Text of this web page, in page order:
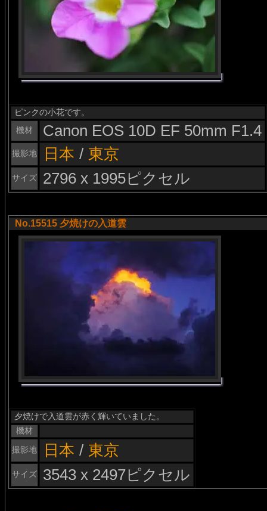
ピンクの小花です。
機材
Canon EOS 10D EF 50mm F1.4
撮影地 日本 / 東京
サイズ 2796 x 1995ピクセル
No.15515 夕焼けの入道雲
夕焼けで入道雲が赤く輝いていました。
機材
撮影地
日本 / 東京
サイズ 3543 x 2497ピクセル